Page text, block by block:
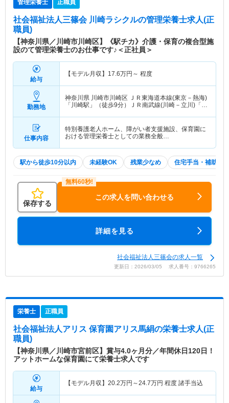
管理栄養士 正職員
社会福祉法人三篠会 川崎ラシクルの管理栄養士求人(正
職員)
【神奈川県／川崎市川崎区】《駅チカ》介護・保育の複合型施
設のて管理栄養士のお仕事です♪＜正社員＞
給与
【モデル月収】 17.6万円～ 程度
勤務地
神奈川県 川崎市川崎区 ＪＲ東海道本線(東京－熱海)
「川崎駅」（徒歩9分）ＪＲ南武線(川崎－立川)「八
仕事内容
特別養護老人ホーム、障がい者支援施設、保育園に
おける管理栄養士としての業務全般…
駅から徒歩10分以内 未経験OK 残業少なめ 住宅手当・補助
保存する
この求人を問い合わせる
詳細を見る
社会福祉法人三篠会の求人一覧
更新日：2026/03/05 求人番号：9766265
栄養士 正職員
社会福祉法人アリス 保育園アリス馬絹の栄養士求人(正
職員)
【神奈川県／川崎市宮前区】賞与4.0ヶ月分／年間休日120日！
アットホームな保育園にて栄養士求人です
給与
【モデル月収】 20.2万円～24.7万円 程度 諸手当込